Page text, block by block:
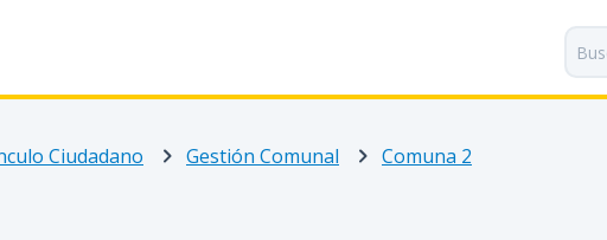
a
Ciudadano Gestión Comunal Comuna 2